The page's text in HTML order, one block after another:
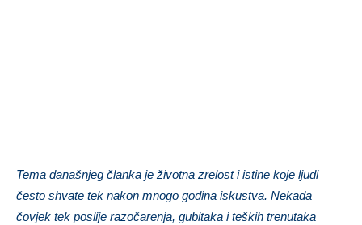
Tema današnjeg članka je životna zrelost i istine koje ljudi
često shvate tek nakon mnogo godina iskustva. Nekada
čovjek tek poslije razočarenja, gubitaka i teških trenutaka